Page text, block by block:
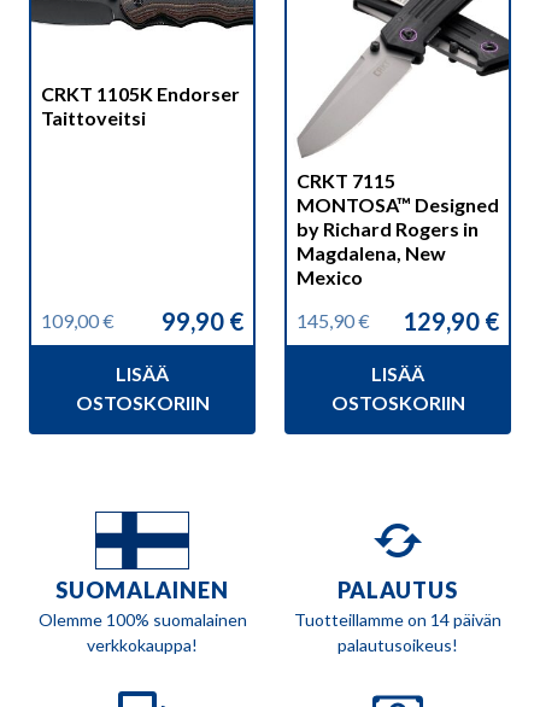
CRKT 1105K Endorser
Taittoveitsi
109,00€
Alkuperäinen
hinta
109,00 €.
99,90 €
Nykyinen
hinta
99,90 €.
LISÄÄ
OSTOSKORIIN
CRKT 7115
MONTOSA™ Designed
by Richard Rogers in
Magdalena, New
Mexico
145,90€
Alkuperäinen
hinta
145,90 €.
129,90 €
Nykyinen
hinta
129,90 €.
LISÄÄ
OSTOSKORIIN
SUOMALAINEN
Olemme 100% suomalainen
verkkokauppa!
PALAUTUS
Tuotteillamme on 14 päivän
palautusoikeus!